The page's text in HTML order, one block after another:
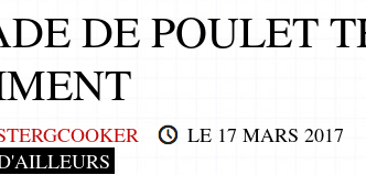
DE POULET
LE 17 MARS 2017